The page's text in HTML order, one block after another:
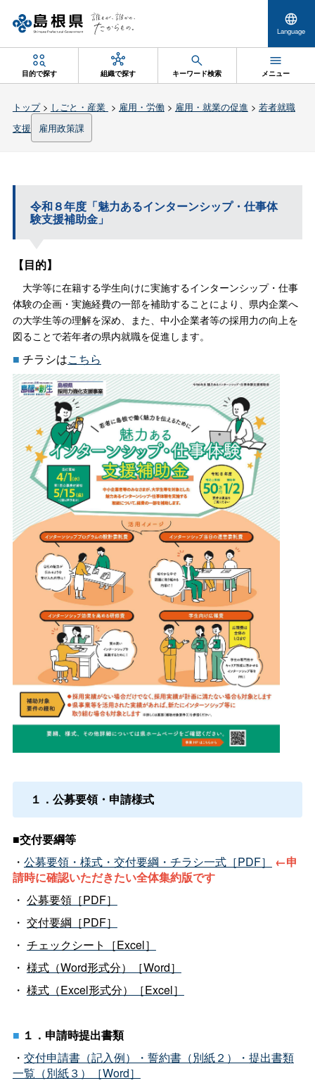
Language
目的で探す 組織で探す キーワード検索 メニュー
トップ> しごと・産業 > 雇用・労働 > 雇用・就業の促進 > 若者就職
支援
雇用政策課
令和８年度「魅力あるインターンシップ・仕事体
験支援補助金」
【目的】
大学等に在籍する学生向けに実施するインターンシップ・仕事
体験の企画・実施経費の一部を補助することにより、県内企業へ
の大学生等の理解を深め、また、中小企業者等の採用力の向上を
図ることで若年者の県内就職を促進します。
■ チラシはこちら
１．公募要領・申請様式
■交付要綱等
・ 公募要領・様式・交付要綱・チラシ一式［PDF］
←申
請時に確認いただきたい全体集約版です
・ 公募要領［PDF］
・ 交付要綱［PDF］
・ チェックシート［Excel］
・ 様式（Word形式分）［Word］
・ 様式（Excel形式分）［Excel］
■ １．申請時提出書類
・ 交付申請書（記入例）・誓約書（別紙２）・提出書類
一覧（別紙３）［Word］